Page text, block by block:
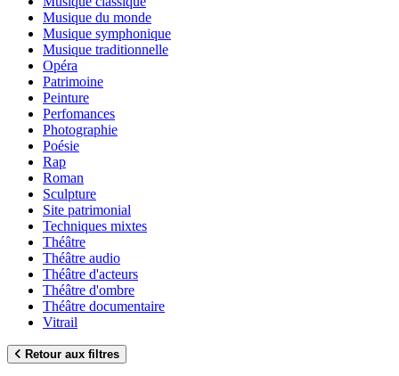
Musique du monde
Musique symphonique
Musique traditionnelle
Opéra
Patrimoine
Peinture
Perfomances
Photographie
Poésie
Rap
Roman
Sculpture
Site patrimonial
Techniques mixtes
Théâtre
Théâtre audio
Théâtre d'acteurs
Théâtre d'ombre
Théâtre documentaire
Vitrail
Retour aux filtres